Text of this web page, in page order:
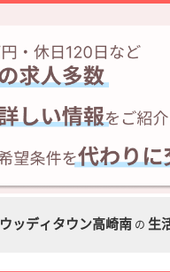
ウッディタウン高崎南 の 生